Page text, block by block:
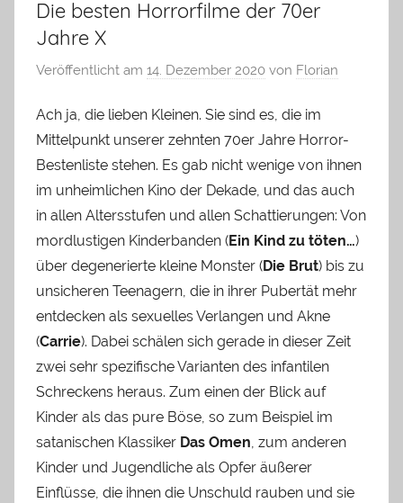
Die besten Horrorfilme der 70er
Jahre X
Veröffentlicht am 14. Dezember 2020 von Florian
Ach ja, die lieben Kleinen. Sie sind es, die im
Mittelpunkt unserer zehnten 70er Jahre Horror-
Bestenliste stehen. Es gab nicht wenige von ihnen
im unheimlichen Kino der Dekade, und das auch
in allen Altersstufen und allen Schattierungen: Von
mordlustigen Kinderbanden (Ein Kind zu töten…)
über degenerierte kleine Monster (Die Brut) bis zu
unsicheren Teenagern, die in ihrer Pubertät mehr
entdecken als sexuelles Verlangen und Akne
(Carrie). Dabei schälen sich gerade in dieser Zeit
zwei sehr spezifische Varianten des infantilen
Schreckens heraus. Zum einen der Blick auf
Kinder als das pure Böse, so zum Beispiel im
satanischen Klassiker Das Omen, zum anderen
Kinder und Jugendliche als Opfer äußerer
Einflüsse, die ihnen die Unschuld rauben und sie